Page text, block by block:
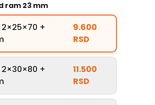
ram 23 mm
+
9.600
RSD
+
11.500
RSD